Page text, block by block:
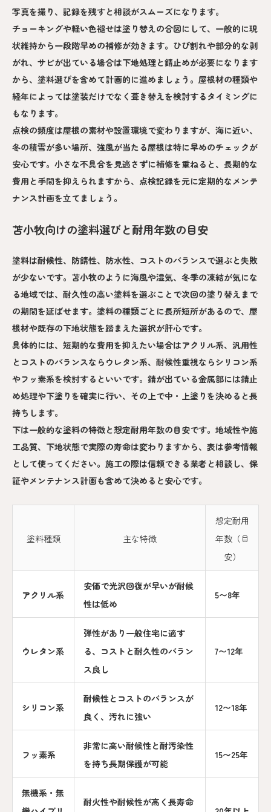
写真を撮り、記録を残すと相談がスムーズになります。
チョーキングや軽い色褪せは塗り替えの合図にして、一般的に現
状維持から一段階早めの補修が効きます。ひび割れや部分的な剥
がれ、サビが出ている場合は下地処理と錆止めが必要になります
から、塗料選びを含めて計画的に進めましょう。屋根材の種類や
経年によっては塗装だけでなく葺き替えを検討するタイミングに
もなります。
点検の頻度は屋根の素材や設置環境で変わりますが、海に近い、
冬の積雪が多い場所、強風が当たる屋根は特に早めのチェックが
安心です。小さな不具合を見逃さずに補修を重ねると、長期的な
費用と手間を抑えられますから、点検記録を元に定期的なメンテ
ナンス計画を立てましょう。
苫小牧向けの塗料選びと耐用年数の目安
塗料は耐候性、防錆性、防水性、コストのバランスで選ぶと失敗
が少ないです。苫小牧のように海風や湿気、冬季の凍結が気にな
る地域では、耐久性の高い塗料を選ぶことで次回の塗り替えまで
の期間を延ばせます。塗料の種類ごとに長所短所があるので、屋
根材や既存の下地状態を踏まえた選択が肝心です。
具体的には、短期的な費用を抑えたい場合はアクリル系、汎用性
とコストのバランスならウレタン系、耐候性重視ならシリコン系
やフッ素系を検討するといいです。錆が出ている金属部には錆止
め処理や下塗りを確実に行い、その上で中・上塗りを決めると長
持ちします。
下は一般的な塗料の特徴と想定耐用年数の目安です。地域性や施
工品質、下地状態で実際の寿命は変わりますから、表は参考情報
として使ってください。施工の際は信頼できる業者と相談し、保
証やメンテナンス計画も含めて決めると安心です。
塗料種類 主な特徴
想定耐用
年数（目
安）
アクリル系
安価で光沢回復が早いが耐候
性は低め
5〜8年
ウレタン系
弾性があり一般住宅に適す
る、コストと耐久性のバラン
ス良し
7〜12年
シリコン系
耐候性とコストのバランスが
良く、汚れに強い
12〜18年
フッ素系
非常に高い耐候性と耐汚染性
を持ち長期保護が可能
15〜25年
無機系・無
耐火性や耐候性が高く長寿命